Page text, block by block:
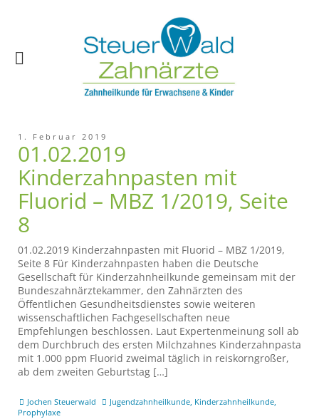
1. Februar 2019
01.02.2019
Kinderzahnpasten mit
Fluorid – MBZ 1/2019, Seite
8
01.02.2019 Kinderzahnpasten mit Fluorid – MBZ 1/2019,
Seite 8 Für Kinderzahnpasten haben die Deutsche
Gesellschaft für Kinderzahnheilkunde gemeinsam mit der
Bundeszahnärztekammer, den Zahnärzten des
Öffentlichen Gesundheitsdienstes sowie weiteren
wissenschaftlichen Fachgesellschaften neue
Empfehlungen beschlossen. Laut Expertenmeinung soll ab
dem Durchbruch des ersten Milchzahnes Kinderzahnpasta
mit 1.000 ppm Fluorid zweimal täglich in reiskorngroßer,
ab dem zweiten Geburtstag […]
Jochen Steuerwald Jugendzahnheilkunde, Kinderzahnheilkunde,
Prophylaxe